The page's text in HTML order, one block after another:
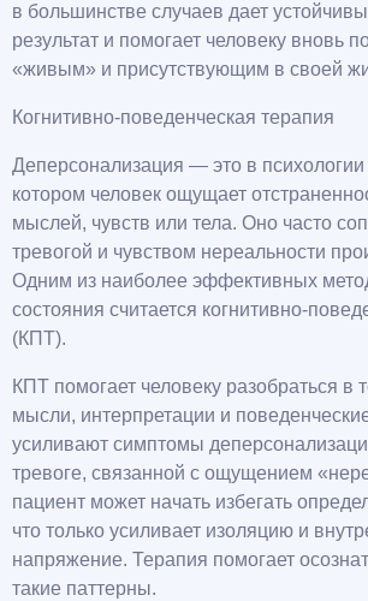
в большинстве случаев дает
результат и помогает человеку вновь
«живым» и присутствующим в своей
Когнитивно-поведенческая терапия
Деперсонализация — это в психологии
котором человек ощущает
мыслей, чувств или тела. Оно часто
тревогой и чувством нереальности
Одним из наиболее эффективных
состояния считается когнитивно-
(КПТ).
КПТ помогает человеку разобраться в
мысли, интерпретации и
усиливают симптомы
тревоге, связанной с ощущением
пациент может начать избегать
что только усиливает изоляцию и
напряжение. Терапия помогает
такие паттерны.